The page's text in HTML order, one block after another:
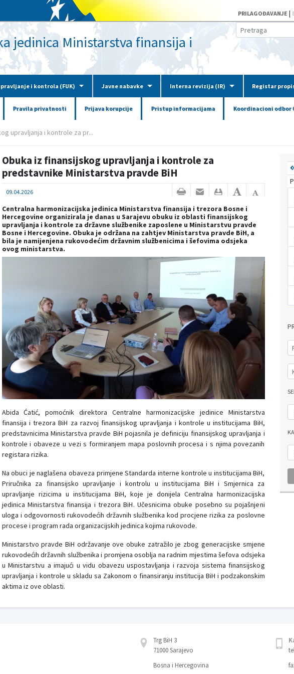
PRILAGOĐAVANJE |
jedinica Ministarstva finansija i
i kontrola (FUK) Javne nabavke Interna revizija (IR) Registar
Pravila privatnosti Prijava korupcije Pristup informacijama Koordinacioni odbor
upravljanja i kontrole za pr...
Obuka iz finansijskog upravljanja i kontrole za
predstavnike Ministarstva pravde BiH
09.04.2026
Centralna harmonizacijska jedinica Ministarstva finansija i trezora Bosne i
Hercegovine organizirala je danas u Sarajevu obuku iz oblasti finansijskog
upravljanja i kontrole za državne službenike zaposlene u Ministarstvu pravde
Bosne i Hercegovine. Obuka je održana na zahtjev Ministarstva pravde BiH, a
bila je namijenjena rukovodećim državnim službenicima i šefovima odsjeka
ovog ministarstva.
Abida Ćatić, pomoćnik direktora Centralne harmonizacijske jedinice Ministarstva
finansija i trezora BiH za razvoj finansijskog upravljanja i kontrole u institucijama BiH,
predstavnicima Ministarstva pravde BiH pojasnila je definiciju finansijskog upravljanja i
kontrole i obaveze u vezi s formiranjem mapa poslovnih procesa i s njima povezanih
registara rizika.
Na obuci je naglašena obaveza primjene Standarda interne kontrole u institucijama BiH,
Priručnika za finansijsko upravljanje i kontrolu u institucijama BiH i Smjernica za
upravljanje rizicima u institucijama BiH, koje je donijela Centralna harmonizacijska
jedinica Ministarstva finansija i trezora BiH. Učesnicima obuke posebno su pojašnjeni
uloga i odgovornosti rukovodećih državnih službenika kod procjene rizika za poslovne
procese i program rada organizacijskih jedinica kojima rukovode.
Ministarstvo pravde BiH održavanje ove obuke zatražilo je zbog generacijske smjene
rukovodećih državnih službenika i promjena osoblja na radnim mjestima šefova odsjeka
u Ministarstvu a imajući u vidu obavezu uspostavljanja i razvoja sistema finansijskog
upravljanja i kontrole u skladu sa Zakonom o finansiranju institucija BiH i podzakonskim
aktima iz ove oblasti.
Trg BiH 3
71000 Sarajevo
Bosna i Hercegovina